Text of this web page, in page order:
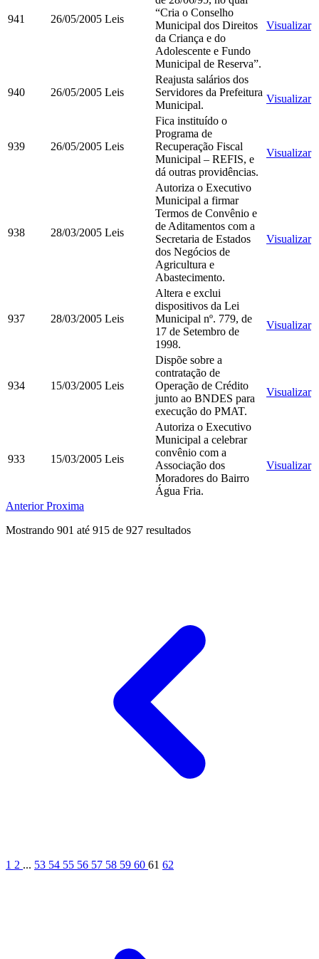
941 26/05/2005 Leis
“Cria o Conselho
Municipal dos Direitos
da Criança e do
Adolescente e Fundo
Municipal de Reserva”.
Visualizar
940 26/05/2005 Leis
Reajusta salários dos
Servidores da Prefeitura
Municipal.
Visualizar
939 26/05/2005 Leis
Fica instituído o
Programa de
Recuperação Fiscal
Municipal – REFIS, e
dá outras providências.
Visualizar
938 28/03/2005 Leis
Autoriza o Executivo
Municipal a firmar
Termos de Convênio e
de Aditamentos com a
Secretaria de Estados
dos Negócios de
Agricultura e
Abastecimento.
Visualizar
937 28/03/2005 Leis
Altera e exclui
dispositivos da Lei
Municipal nº. 779, de
17 de Setembro de
1998.
Visualizar
934 15/03/2005 Leis
Dispõe sobre a
contratação de
Operação de Crédito
junto ao BNDES para
execução do PMAT.
Visualizar
933 15/03/2005 Leis
Autoriza o Executivo
Municipal a celebrar
convênio com a
Associação dos
Moradores do Bairro
Água Fria.
Visualizar
AnteriorProxima
Mostrando 901 até 915 de 927 resultados
1 2 ... 53 54 55 56 57 58 59 60 61 62